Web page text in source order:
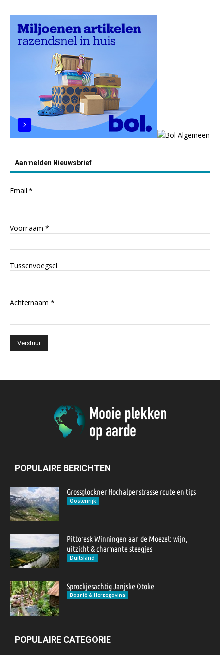
Aanmelden Nieuwsbrief
Email *
Voornaam *
Tussenvoegsel
Achternaam *
POPULAIRE BERICHTEN
Grossglockner Hochalpenstrasse route en tips
Oostenrijk
Pittoresk Winningen aan de Moezel: wijn,
uitzicht & charmante steegjes
Duitsland
Sprookjesachtig Janjske Otoke
Bosnië & Herzegovina
POPULAIRE CATEGORIE